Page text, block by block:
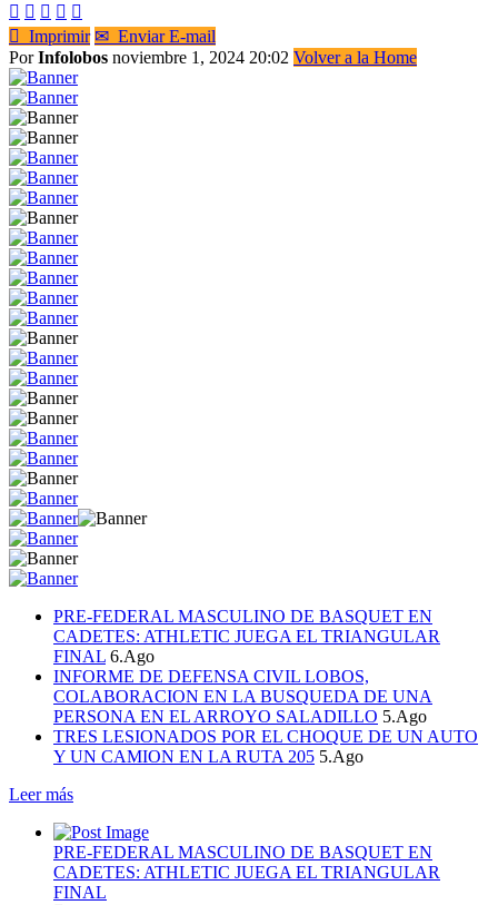
    
 Imprimir ✉ Enviar E-mail
PorInfolobos noviembre 1, 2024 20:02 Volver a la Home
PRE-FEDERAL MASCULINO DE BASQUET EN
CADETES: ATHLETIC JUEGA EL TRIANGULAR
FINAL 6.Ago
INFORME DE DEFENSA CIVIL LOBOS,
COLABORACION EN LA BUSQUEDA DE UNA
PERSONA EN EL ARROYO SALADILLO 5.Ago
TRES LESIONADOS POR EL CHOQUE DE UN AUTO
Y UN CAMION EN LA RUTA 205 5.Ago
Leer más
PRE-FEDERAL MASCULINO DE BASQUET EN
CADETES: ATHLETIC JUEGA EL TRIANGULAR
FINAL